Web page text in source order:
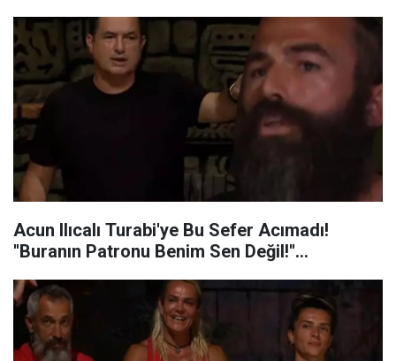
Acun Ilıcalı Turabi'ye Bu Sefer Acımadı!
''Buranın Patronu Benim Sen Değil!''...